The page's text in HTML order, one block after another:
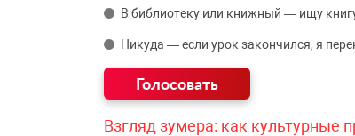
В библиотеку или книжный — ищу
Никуда — если урок закончился, я
Взгляд зумера: как культурные